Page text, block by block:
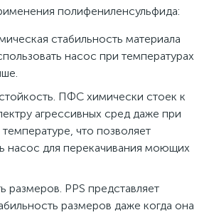
полифениленсульфида:
стабильность материала
насос при температурах
ПФС химически стоек к
агрессивных сред даже при
что позволяет
насос для перекачивания моющих
размеров. PPS представляет
размеров даже когда она